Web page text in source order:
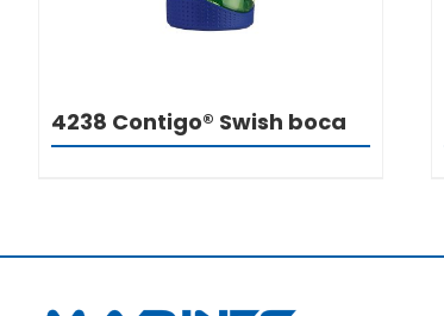
4238 Contigo® Swish boca